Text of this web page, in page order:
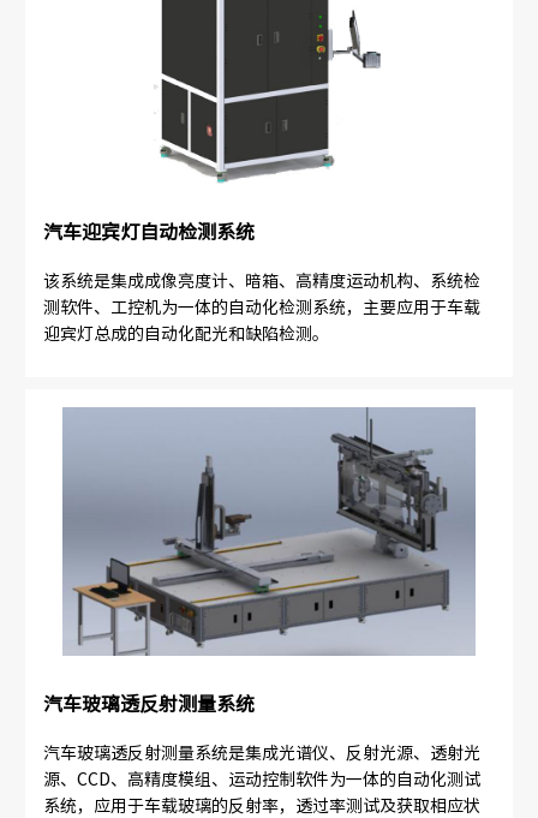
汽车迎宾灯自动检测系统
该系统是集成成像亮度计、暗箱、高精度运动机构、系统检
测软件、工控机为一体的自动化检测系统，主要应用于车载
迎宾灯总成的自动化配光和缺陷检测。
汽车玻璃透反射测量系统
汽车玻璃透反射测量系统是集成光谱仪、反射光源、透射光
源、CCD、高精度模组、运动控制软件为一体的自动化测试
系统，应用于车载玻璃的反射率，透过率测试及获取相应状